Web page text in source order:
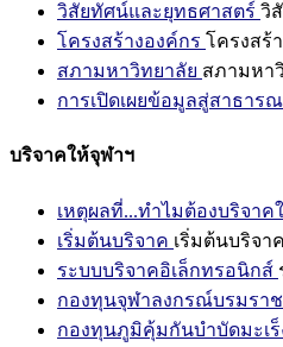
วิสัยทัศน์และยุทธศาสตร์ วิ
โครงสร้างองค์กร โครงสร้
สภามหาวิทยาลัย สภามหา
การเปิดเผยข้อมูลสู่สาธาร
บริจาคให้จุฬาฯ
เหตุผลที่...ทำไมต้องบริจาค
เริ่มต้นบริจาค เริ่มต้นบริจาค
ระบบบริจาคอิเล็กทรอนิกส์
กองทุนจุฬาลงกรณ์บรมรา
กองทุนภูมิคุ้มกันบำบัดมะเร็